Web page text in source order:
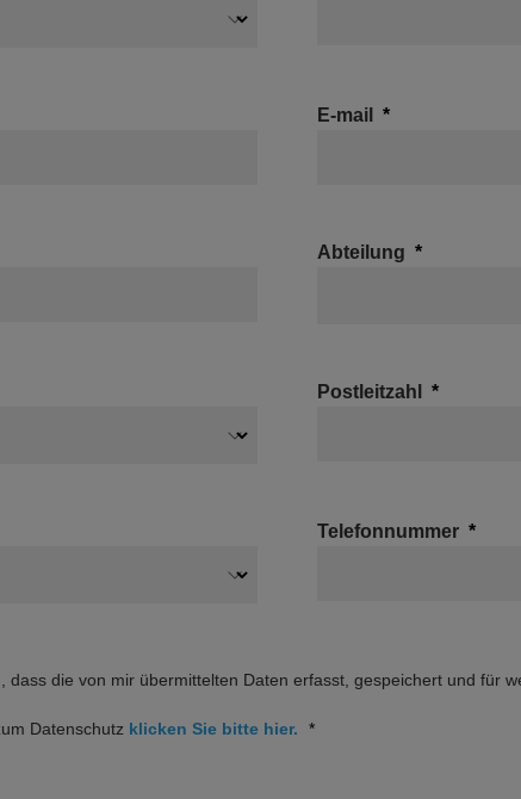
E-mail
Abteilung
Postleitzahl
Telefonnummer
dass die von mir übermittelten Daten erfasst, gespeichert und für
Datenschutz klicken Sie bitte hier.